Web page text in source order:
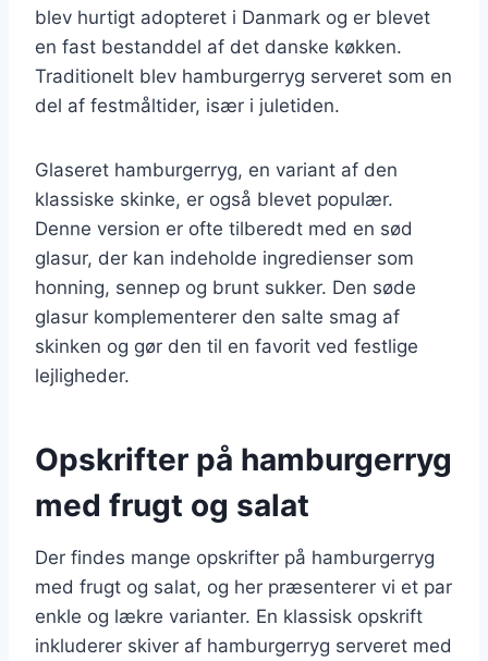
blev hurtigt adopteret i Danmark og er blevet
en fast bestanddel af det danske køkken.
Traditionelt blev hamburgerryg serveret som en
del af festmåltider, især i juletiden.
Glaseret hamburgerryg, en variant af den
klassiske skinke, er også blevet populær.
Denne version er ofte tilberedt med en sød
glasur, der kan indeholde ingredienser som
honning, sennep og brunt sukker. Den søde
glasur komplementerer den salte smag af
skinken og gør den til en favorit ved festlige
lejligheder.
Opskrifter på hamburgerryg
med frugt og salat
Der findes mange opskrifter på hamburgerryg
med frugt og salat, og her præsenterer vi et par
enkle og lækre varianter. En klassisk opskrift
inkluderer skiver af hamburgerryg serveret med